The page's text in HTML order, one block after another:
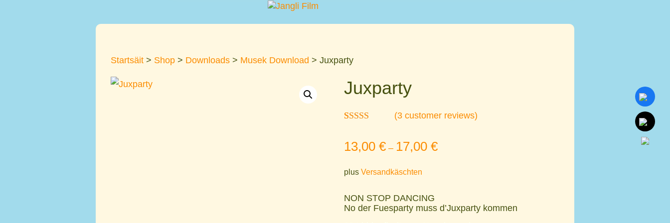
Startsäit > Shop > Downloads > Musek Download > Juxparty
Juxparty
based on
(3 customer reviews)
13,00 € – 17,00 €
plus Versandkäschten
NON STOP DANCING
No der Fuesparty muss d’Juxparty kommen